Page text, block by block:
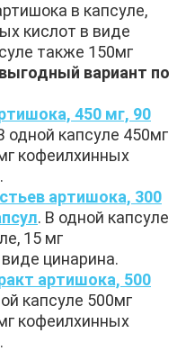
в капсуле,
кислот в виде
также 150мг
вариант по
450 мг, 90
одной капсуле 450мг
кофеилхинных
артишока, 300
. В одной капсуле
15 мг
цинарина.
артишока, 500
капсуле 500мг
кофеилхинных